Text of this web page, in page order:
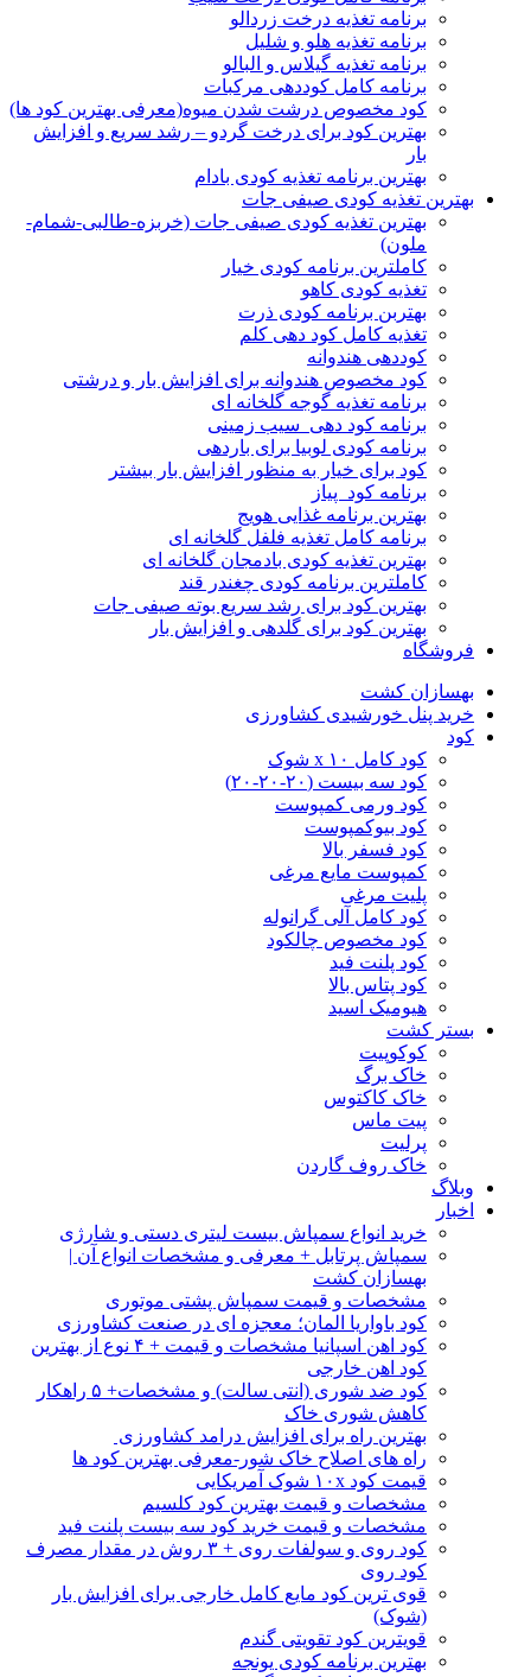
برنامه تغذیه درخت زردالو
برنامه تغذیه هلو و شلیل
برنامه تغذیه گیلاس و البالو
برنامه کامل کوددهی مرکبات
کود مخصوص درشت شدن میوه(معرفی بهترین کود ها)
بهترین کود برای درخت گردو – رشد سریع و افزایش
بار
بهترین برنامه تغذیه کودی بادام
بهترین تغذیه کودی صیفی جات
بهترین تغذیه کودی صیفی جات (خربزه-طالبی-شمام-
ملون)
کاملترین برنامه کودی خیار
تغذیه کودی کاهو
بهتربن برنامه کودی ذرت
تغذیه کامل کود دهی کلم
کوددهی هندوانه
کود مخصوص هندوانه برای افزایش بار و درشتی
برنامه تغذیه گوجه گلخانه ای
برنامه کود دهی سیب زمینی
برنامه کودی لوبیا برای باردهی
کود برای خیار به منظور افزایش بار بیشتر
برنامه کود پیاز
بهترین برنامه غذایی هویج
برنامه کامل تغذیه فلفل گلخانه ای
بهترین تغذیه کودی بادمجان گلخانه ای
کاملترین برنامه کودی چغندر قند
بهترین کود برای رشد سریع بوته صیفی جات
بهترین کود برای گلدهی و افزایش بار
فروشگاه
بهسازان کشت
خرید پنل خورشیدی کشاورزی
کود
کود کامل ۱۰ x شوک
کود سه بیست (۲۰-۲۰-۲۰)
کود ورمی کمپوست
کود بیوکمپوست
کود فسفر بالا
کمپوست مایع مرغی
پلیت مرغی
کود کامل آلی گرانوله
کود مخصوص چالکود
کود پلنت فید
کود پتاس بالا
هیومیک اسید
بستر کشت
کوکوپیت
خاک برگ
خاک کاکتوس
پیت ماس
پرلیت
خاک روف گاردن
وبلاگ
اخبار
خرید انواع سمپاش بیست لیتری دستی و شارژی
سمپاش پرتابل + معرفی و مشخصات انواع آن |
بهسازان کشت
مشخصات و قیمت سمپاش پشتی موتوری
کود باواریا المان؛ معجزه ای در صنعت کشاورزی
کود اهن اسپانیا مشخصات و قیمت + ۴ نوع از بهترین
کود اهن خارجی
کود ضد شوری (انتی سالت) و مشخصات+ ۵ راهکار
کاهش شوری خاک
بهترین راه برای افزایش درامد کشاورزی
راه های اصلاح خاک شور-معرفی بهترین کود ها
قیمت کود ۱۰x شوک آمریکایی
مشخصات و قیمت بهترین کود کلسیم
مشخصات و قیمت خرید کود سه بیست پلنت فید
کود روی و سولفات روی + ۳ روش در مقدار مصرف
کود روی
قوی ترین کود مایع کامل خارجی برای افزایش بار
(شوک)
قویترین کود تقویتی گندم
بهترین برنامه کودی یونجه